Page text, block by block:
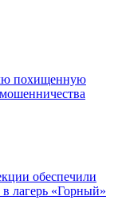
похищенную
обеспечили
лагерь «Горный»